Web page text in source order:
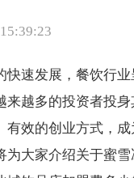
速发展，餐饮行业
来越多的投资者投
有效的创业方式，
为大家介绍关于蜜雪